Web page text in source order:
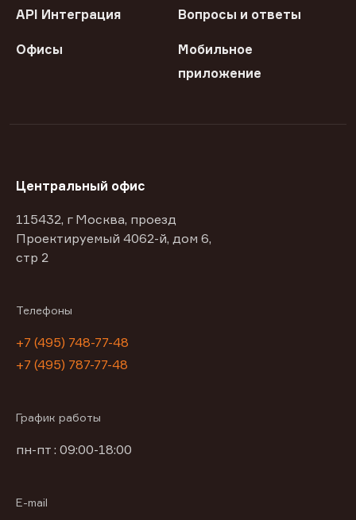
API Интеграция Вопросы и ответы
Офисы
Мобильное
приложение
Центральный офис
115432, г Москва, проезд
Проектируемый 4062-й, дом 6,
стр 2
Телефоны
+7 (495) 748-77-48
+7 (495) 787-77-48
График работы
пн-пт : 09:00-18:00
E-mail